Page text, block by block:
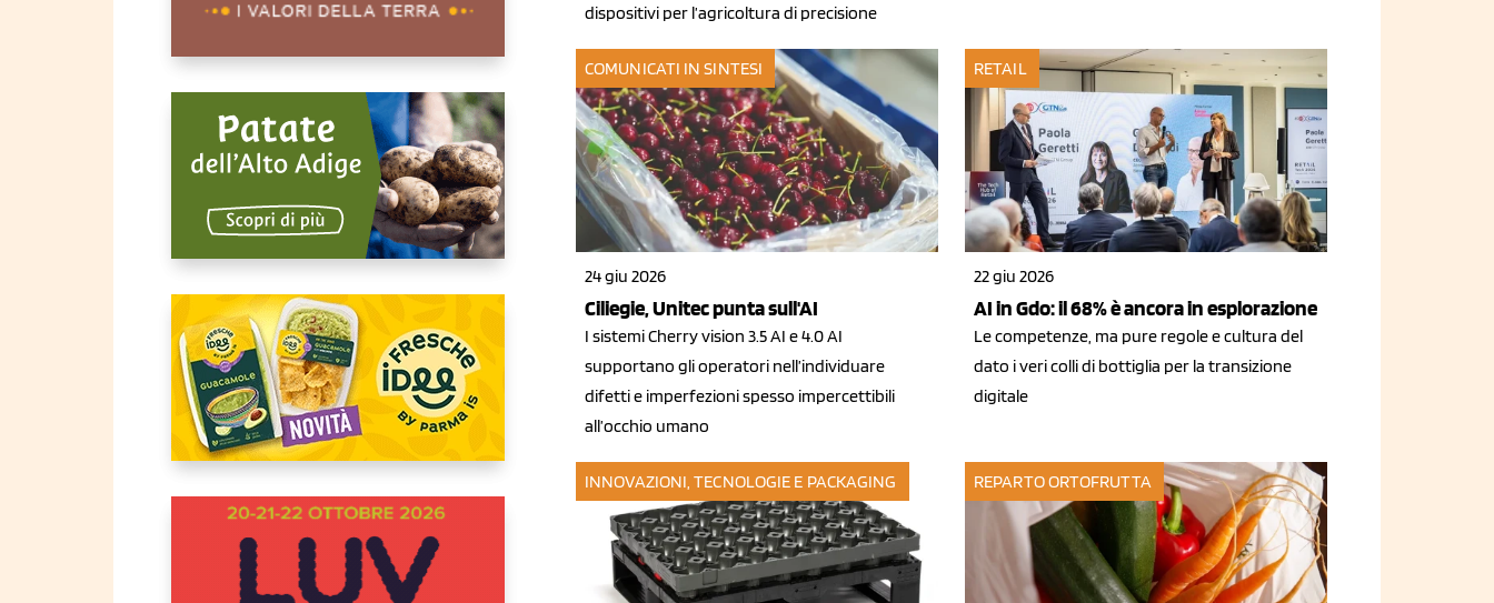
dispositivi per l’agricoltura di precisione
COMUNICATI IN SINTESI
24 giu 2026
Ciliegie, Unitec punta sull'AI
I sistemi Cherry vision 3.5 AI e 4.0 AI
supportano gli operatori nell’individuare
difetti e imperfezioni spesso impercettibili
all’occhio umano
RETAIL
22 giu 2026
AI in Gdo: il 68% è ancora in esplorazione
Le competenze, ma pure regole e cultura del
dato i veri colli di bottiglia per la transizione
digitale
INNOVAZIONI, TECNOLOGIE E PACKAGING REPARTO ORTOFRUTTA